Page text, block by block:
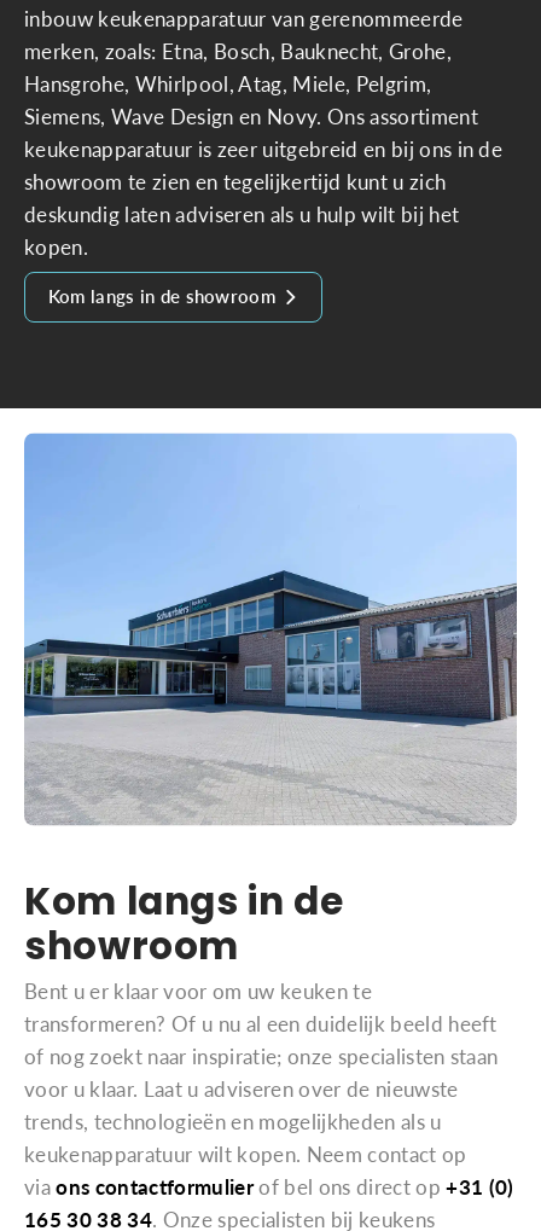
inbouw keukenapparatuur van gerenommeerde
merken, zoals: Etna, Bosch, Bauknecht, Grohe,
Hansgrohe, Whirlpool, Atag, Miele, Pelgrim,
Siemens, Wave Design en Novy. Ons assortiment
keukenapparatuur is zeer uitgebreid en bij ons in de
showroom te zien en tegelijkertijd kunt u zich
deskundig laten adviseren als u hulp wilt bij het
kopen.
Kom langs in de showroom
Kom langs in de
showroom
Bent u er klaar voor om uw keuken te
transformeren? Of u nu al een duidelijk beeld heeft
of nog zoekt naar inspiratie; onze specialisten staan
voor u klaar. Laat u adviseren over de nieuwste
trends, technologieën en mogelijkheden als u
keukenapparatuur wilt kopen. Neem contact op
viaons contactformulierof bel ons direct op+31 (0)
165 30 38 34. Onze specialisten bij keukens